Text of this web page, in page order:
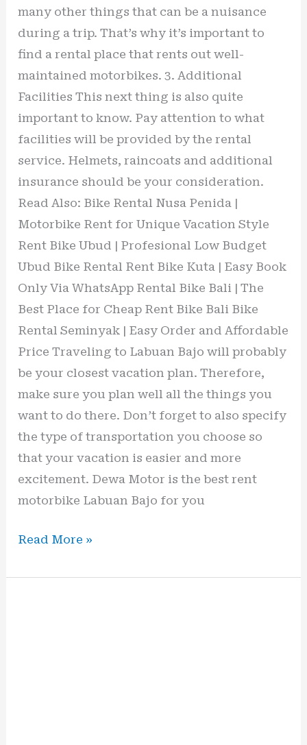
many other things that can be a nuisance
during a trip. That’s why it’s important to
find a rental place that rents out well-
maintained motorbikes. 3. Additional
Facilities This next thing is also quite
important to know. Pay attention to what
facilities will be provided by the rental
service. Helmets, raincoats and additional
insurance should be your consideration.
Read Also: Bike Rental Nusa Penida |
Motorbike Rent for Unique Vacation Style
Rent Bike Ubud | Profesional Low Budget
Ubud Bike Rental Rent Bike Kuta | Easy Book
Only Via WhatsApp Rental Bike Bali | The
Best Place for Cheap Rent Bike Bali Bike
Rental Seminyak | Easy Order and Affordable
Price Traveling to Labuan Bajo will probably
be your closest vacation plan. Therefore,
make sure you plan well all the things you
want to do there. Don’t forget to also specify
the type of transportation you choose so
that your vacation is easier and more
excitement. Dewa Motor is the best rent
motorbike Labuan Bajo for you
Read More »